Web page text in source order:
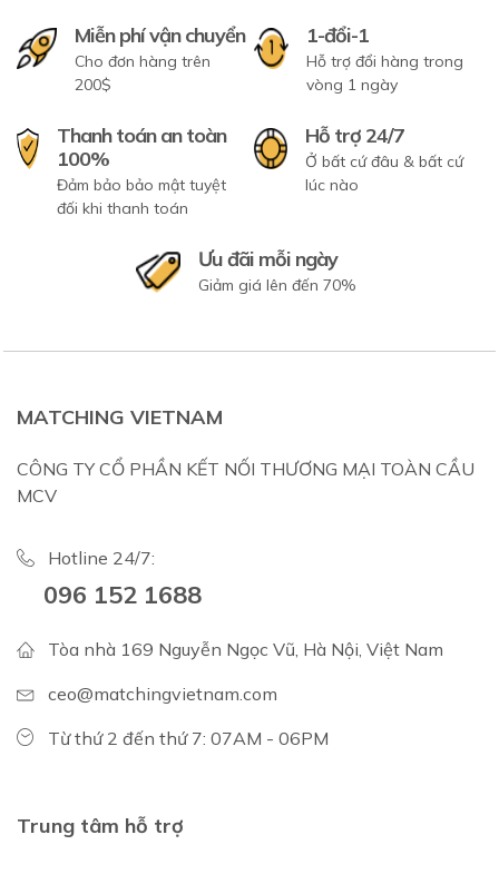
Miễn phí vận chuyển
Cho đơn hàng trên
200$
1-đổi-1
Hỗ trợ đổi hàng trong
vòng 1 ngày
Thanh toán an toàn
100%
Đảm bảo bảo mật tuyệt
đối khi thanh toán
Hỗ trợ 24/7
Ở bất cứ đâu & bất cứ
lúc nào
Ưu đãi mỗi ngày
Giảm giá lên đến 70%
MATCHING VIETNAM
CÔNG TY CỔ PHẦN KẾT NỐI THƯƠNG MẠI TOÀN CẦU
MCV
Hotline 24/7:
096 152 1688
Tòa nhà 169 Nguyễn Ngọc Vũ, Hà Nội, Việt Nam
ceo@matchingvietnam.com
Từ thứ 2 đến thứ 7: 07AM - 06PM
Trung tâm hỗ trợ